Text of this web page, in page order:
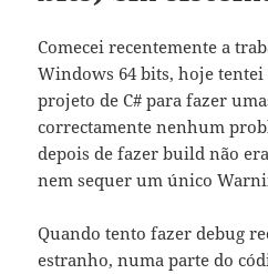
Comecei recentemente a
Windows 64 bits, hoje
projeto de C# para fazer
correctamente nenhum
depois de fazer build não
nem sequer um único
Quando tento fazer debug
estranho, numa parte do